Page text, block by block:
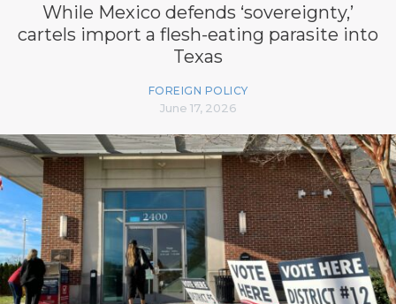
While Mexico defends ‘sovereignty,’
cartels import a flesh-eating parasite into
Texas
FOREIGN POLICY
June 17, 2026